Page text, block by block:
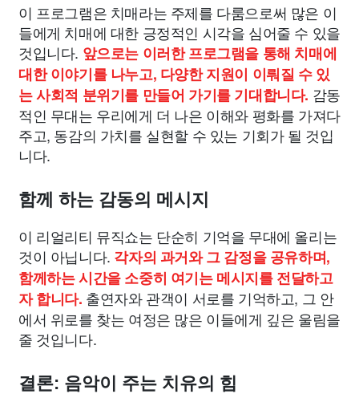
이 프로그램은 치매라는 주제를 다룸으로써 많은 이
들에게 치매에 대한 긍정적인 시각을 심어줄 수 있을
것입니다. 앞으로는 이러한 프로그램을 통해 치매에
대한 이야기를 나누고, 다양한 지원이 이뤄질 수 있
는 사회적 분위기를 만들어 가기를 기대합니다. 감동
적인 무대는 우리에게 더 나은 이해와 평화를 가져다
주고, 동감의 가치를 실현할 수 있는 기회가 될 것입
니다.
함께 하는 감동의 메시지
이 리얼리티 뮤직쇼는 단순히 기억을 무대에 올리는
것이 아닙니다. 각자의 과거와 그 감정을 공유하며,
함께하는 시간을 소중히 여기는 메시지를 전달하고
자 합니다. 출연자와 관객이 서로를 기억하고, 그 안
에서 위로를 찾는 여정은 많은 이들에게 깊은 울림을
줄 것입니다.
결론: 음악이 주는 치유의 힘